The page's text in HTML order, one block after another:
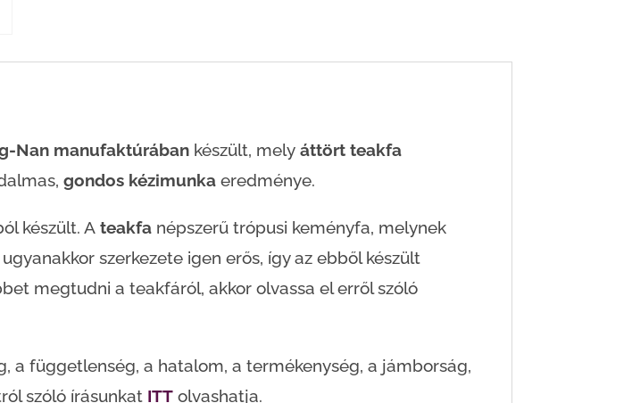
Nan manufaktúrában készült, melyáttört teakfa
gondos kézimunka eredménye.
készült. Ateakfa népszerű trópusi keményfa, melynek
szerkezete igen erős, így az ebből készült
megtudni a teakfáról, akkor olvassa el erről szóló
a függetlenség, a hatalom, a termékenység, a jámborság,
szóló írásunkat ITT olvashatja.